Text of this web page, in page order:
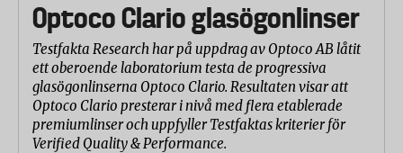
Optoco Clario glasögonlinser
Testfakta Research har på uppdrag av Optoco AB låtit
ett oberoende laboratorium testa de progressiva
glasögonlinserna Optoco Clario. Resultaten visar att
Optoco Clario presterar i nivå med flera etablerade
premiumlinser och uppfyller Testfaktas kriterier för
Verified Quality & Performance.